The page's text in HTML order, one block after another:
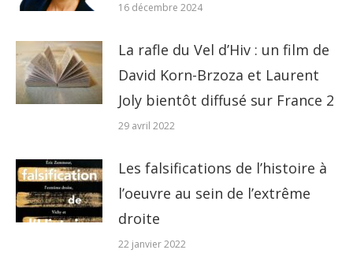
16 décembre 2024
La rafle du Vel d’Hiv : un film de
David Korn-Brzoza et Laurent
Joly bientôt diffusé sur France 2
29 avril 2022
Les falsifications de l’histoire à
l’oeuvre au sein de l’extrême
droite
22 janvier 2022